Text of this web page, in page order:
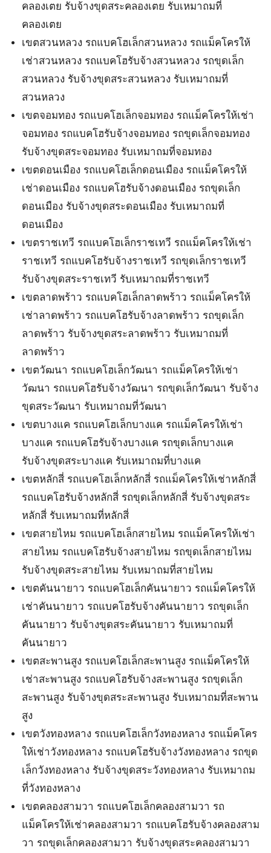
คลองเตย รับจ้างขุดสระคลองเตย รับเหมาถมที่
คลองเตย
เขตสวนหลวง รถแบคโฮเล็กสวนหลวง รถแม็คโครให้
เช่าสวนหลวง รถแบคโฮรับจ้างสวนหลวง รถขุดเล็ก
สวนหลวง รับจ้างขุดสระสวนหลวง รับเหมาถมที่
สวนหลวง
เขตจอมทอง รถแบคโฮเล็กจอมทอง รถแม็คโครให้เช่า
จอมทอง รถแบคโฮรับจ้างจอมทอง รถขุดเล็กจอมทอง
รับจ้างขุดสระจอมทอง รับเหมาถมที่จอมทอง
เขตดอนเมือง รถแบคโฮเล็กดอนเมือง รถแม็คโครให้
เช่าดอนเมือง รถแบคโฮรับจ้างดอนเมือง รถขุดเล็ก
ดอนเมือง รับจ้างขุดสระดอนเมือง รับเหมาถมที่
ดอนเมือง
เขตราชเทวี รถแบคโฮเล็กราชเทวี รถแม็คโครให้เช่า
ราชเทวี รถแบคโฮรับจ้างราชเทวี รถขุดเล็กราชเทวี
รับจ้างขุดสระราชเทวี รับเหมาถมที่ราชเทวี
เขตลาดพร้าว รถแบคโฮเล็กลาดพร้าว รถแม็คโครให้
เช่าลาดพร้าว รถแบคโฮรับจ้างลาดพร้าว รถขุดเล็ก
ลาดพร้าว รับจ้างขุดสระลาดพร้าว รับเหมาถมที่
ลาดพร้าว
เขตวัฒนา รถแบคโฮเล็กวัฒนา รถแม็คโครให้เช่า
วัฒนา รถแบคโฮรับจ้างวัฒนา รถขุดเล็กวัฒนา รับจ้าง
ขุดสระวัฒนา รับเหมาถมที่วัฒนา
เขตบางแค รถแบคโฮเล็กบางแค รถแม็คโครให้เช่า
บางแค รถแบคโฮรับจ้างบางแค รถขุดเล็กบางแค
รับจ้างขุดสระบางแค รับเหมาถมที่บางแค
เขตหลักสี่ รถแบคโฮเล็กหลักสี่ รถแม็คโครให้เช่าหลักสี่
รถแบคโฮรับจ้างหลักสี่ รถขุดเล็กหลักสี่ รับจ้างขุดสระ
หลักสี่ รับเหมาถมที่หลักสี่
เขตสายไหม รถแบคโฮเล็กสายไหม รถแม็คโครให้เช่า
สายไหม รถแบคโฮรับจ้างสายไหม รถขุดเล็กสายไหม
รับจ้างขุดสระสายไหม รับเหมาถมที่สายไหม
เขตคันนายาว รถแบคโฮเล็กคันนายาว รถแม็คโครให้
เช่าคันนายาว รถแบคโฮรับจ้างคันนายาว รถขุดเล็ก
คันนายาว รับจ้างขุดสระคันนายาว รับเหมาถมที่
คันนายาว
เขตสะพานสูง รถแบคโฮเล็กสะพานสูง รถแม็คโครให้
เช่าสะพานสูง รถแบคโฮรับจ้างสะพานสูง รถขุดเล็ก
สะพานสูง รับจ้างขุดสระสะพานสูง รับเหมาถมที่สะพาน
สูง
เขตวังทองหลาง รถแบคโฮเล็กวังทองหลาง รถแม็คโคร
ให้เช่าวังทองหลาง รถแบคโฮรับจ้างวังทองหลาง รถขุด
เล็กวังทองหลาง รับจ้างขุดสระวังทองหลาง รับเหมาถม
ที่วังทองหลาง
เขตคลองสามวา รถแบคโฮเล็กคลองสามวา รถ
แม็คโครให้เช่าคลองสามวา รถแบคโฮรับจ้างคลองสาม
วา รถขุดเล็กคลองสามวา รับจ้างขุดสระคลองสามวา